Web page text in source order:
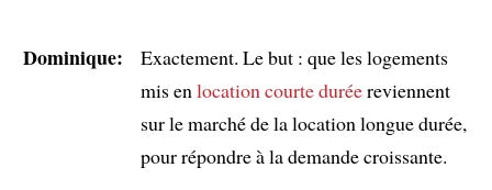
Dominique:
Exactement. Le but : que les logements
mis en location courte duréereviennent
sur le marché de la location longue durée,
pour répondre à la demande croissante.